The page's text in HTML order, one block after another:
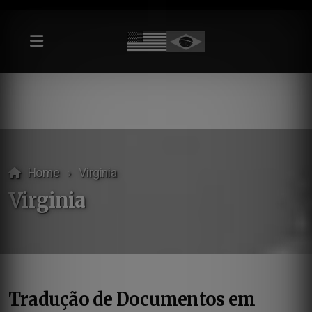
Home Virginia
Virginia
Tradução de Documentos em